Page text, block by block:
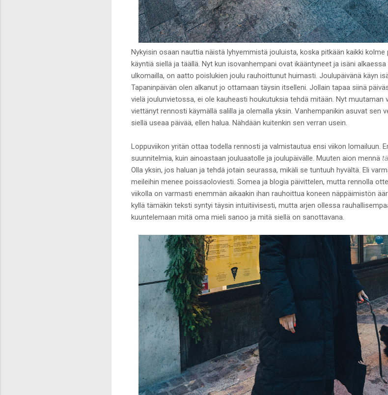
Nykyisin osaan nauttia näistä lyhyemmistä jouluista, koska pitkään kaikki
käyntiä siellä ja täällä. Nyt kun isovanhempani ovat ikääntyneet ja isäni
ulkomailla, on aatto poislukien joulu rauhoittunut huimasti. Joulupäivänä käyn
Tapaninpäivän olen alkanut jo ottamaan täysin itselleni. Jollain tapaa siinä
vielä joulunvietossa, ei ole kauheasti houkutuksia tehdä mitään. Nyt muutaman
viettänyt rennosti käymällä salilla ja olemalla yksin. Vanhempanikin asuvat sen
siellä useaa päivää, ellen halua. Nähdään kuitenkin sen verran usein.
Loppuviikon yritän ottaa todella rennosti ja valmistautua ensi viikon lomailuun.
suunnitelmia, kuin ainoastaan jouluaatolle ja joulupäivälle. Muuten aion mennä
Olla yksin, jos haluan ja tehdä jotain seurassa, mikäli se tuntuuh hyvältä. Eli
meileihin menee poissaoloviesti. Somea ja blogia päivittelen, mutta rennolla
viikolla on varmasti enemmän aikaakin ihan rauhoittua koneen näppäimistön
kyllä tämäkin teksti syntyi täysin intuitiivisesti, mutta arjen ollessa
kuuntelemaan mitä oma mieli sanoo ja mitä siellä on sanottavana.